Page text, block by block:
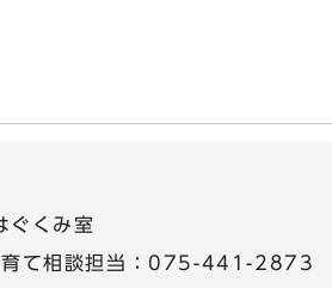
ぐくみ室
て相談担当：075-441-2873